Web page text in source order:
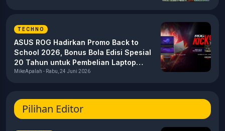
TECHNO
ASUS ROG Hadirkan Promo Back to
School 2026, Bonus Bola Edisi Spesial
20 Tahun untuk Pembelian Laptop
Gaming
MikeApalah - Rabu, 24 Juni 2026
Pilihan Editor